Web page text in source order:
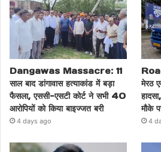
Dangawas Massacre: 11
साल बाद डांगावास हत्याकांड में बड़ा
फैसला, एससी-एसटी कोर्ट ने सभी 40
आरोपियों को किया बाइज्जत बरी
4 days ago
मेरठ
मौके
4